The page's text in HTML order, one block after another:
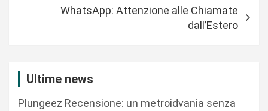
a
WhatsApp: Attenzione alle Chiamate
dall’Estero
Ultime news
Plungeez Recensione: un metroidvania senza